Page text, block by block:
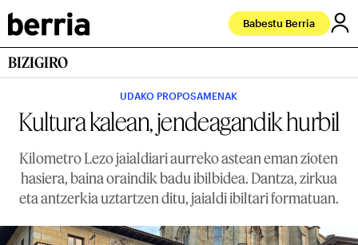
Babestu Berria
BIZIGIRO
UDAKO PROPOSAMENAK
Kultura kalean, jendeagandik hurbil
Kilometro Lezo jaialdiari aurreko astean eman zioten
hasiera, baina oraindik badu ibilbidea. Dantza, zirkua
eta antzerkia uztartzen ditu, jaialdi ibiltari formatuan.